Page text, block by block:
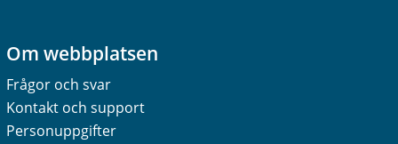
Om webbplatsen
Frågor och svar
Kontakt och support
Personuppgifter